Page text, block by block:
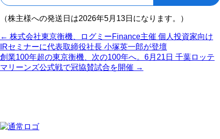
（株主様への発送日は2026年5月13日になります。）
← 株式会社東京衡機、ログミーFinance主催 個人投資家向け
IRセミナーに代表取締役社長 小塚英一郎が登壇
創業100年超の東京衡機、次の100年へ。6月21日 千葉ロッテ
マリーンズ公式戦で冠協賛試合を開催 →